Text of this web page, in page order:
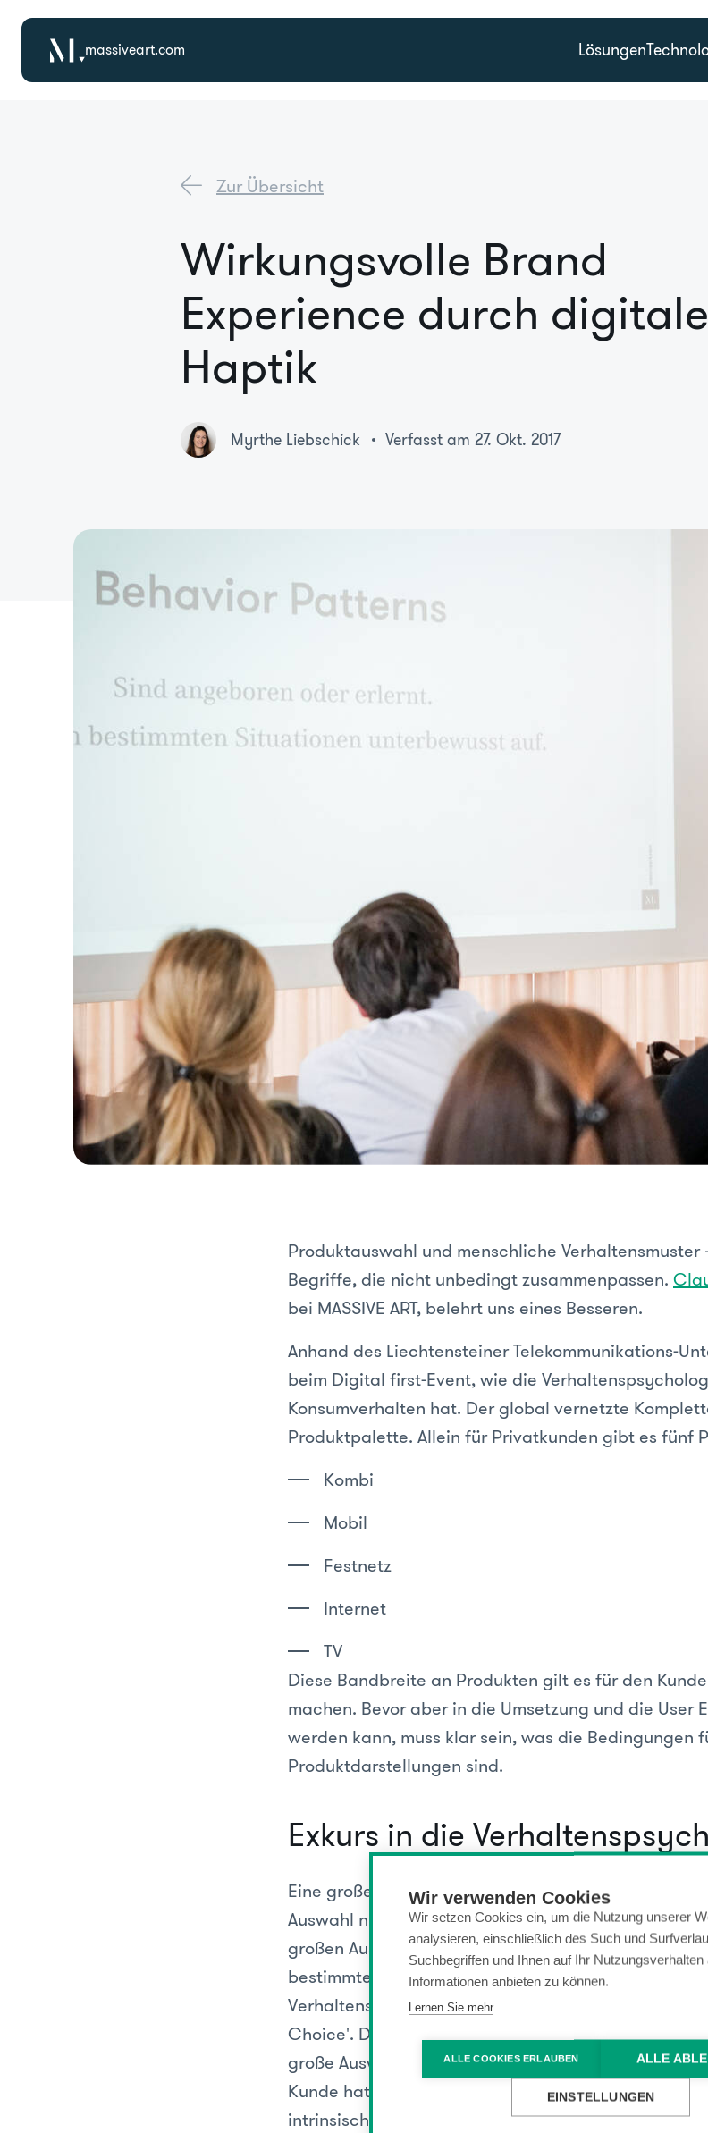
Wir verwenden Cookies
Wir setzen Cookies ein, um die Nutzung unserer
analysieren, einschließlich des Such und
Suchbegriffen und Ihnen auf Ihr
Informationen anbieten zu können.
Lernen Sie mehr
ALLE COOKIES ERLAUBEN ALLE
EINSTELLUNGEN
massiveart.com Lösungen
Zur Übersicht
Wirkungsvolle Brand
Experience durch digitale
Haptik
Myrthe Liebschick Verfasst am 27. Okt. 2017
Produktauswahl und menschliche Verhaltensmuster
Begriffe, die nicht unbedingt zusammenpassen.
bei MASSIVE ART, belehrt uns eines Besseren.
Anhand des Liechtensteiner Telekommunikations-
beim Digital first-Event, wie die
Konsumverhalten hat. Der global vernetzte
Produktpalette. Allein für Privatkunden gibt es fünf
Kombi
Mobil
Festnetz
Internet
TV
Diese Bandbreite an Produkten gilt es für den
machen. Bevor aber in die Umsetzung und die User
werden kann, muss klar sein, was die Bedingungen
Produktdarstellungen sind.
Exkurs in die
Eine große Vielfalt an Tarifen, Optionen und
Auswahl nicht leicht. Besonders für wenig online-
großen Auswahl an Produkten und
bestimmtes
„Behaviour Pattern“– ein
Verhaltenspsychologie spricht man vom
Choice'. Dieses wird folgendermaßen erklärkt: Man
große Auswahl eine hohe Anziehungskraft ausübt –
Kunde hat volle Entscheidungsfreiheit („personal
intrinsisch motiviert. Er handelt also aus einem